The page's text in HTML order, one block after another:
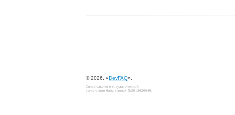
© 2026, «DevFAQ».
Свидетельство о государственной
регистрации базы данных №2012620649.